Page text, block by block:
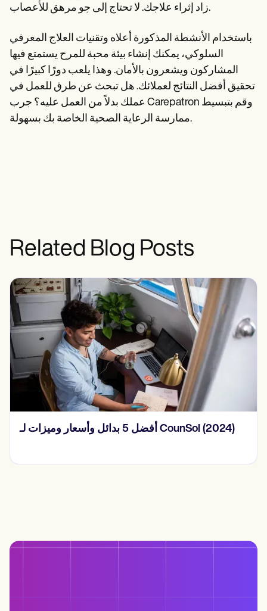
زاد إثراء علاجك. لا تحتاج إلى جو مرهق للأعصاب.
باستخدام الأنشطة المذكورة أعلاه وتقنيات العلاج المعرفي
السلوكي، يمكنك إنشاء بيئة محبة للمرح يستمتع فيها
المشاركون ويشعرون بالأمان. وهذا يلعب دورًا كبيرًا في
تحقيق أفضل النتائج لعملائك. هل تبحث عن طرق للعمل في
عملك بدلاً من العمل عليه؟ جرب Carepatron وقم بتبسيط
ممارسة الرعاية الصحية الخاصة بك بسهولة.
Related Blog Posts
أفضل 5 بدائل وأسعار وميزات لـ CounSol (2024)